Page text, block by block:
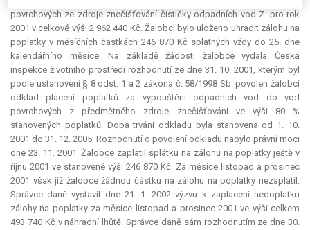
povrchových ze zdroje znečišťování čističky odpadních vod Z. pro rok
2001 v celkové výši 2 962 440 Kč. Žalobci bylo uloženo uhradit zálohu na
poplatky v měsíčních částkách 246 870 Kč splatných vždy do 25. dne
kalendářního měsíce. Na základě žádosti žalobce vydala Česká
inspekce životního prostředí rozhodnutí ze dne 31. 10. 2001, kterým byl
podle ustanovení § 8 odst. 1 a 2 zákona č. 58/1998 Sb. povolen žalobci
odklad placení poplatků za vypouštění odpadních vod do vod
povrchových z předmětného zdroje znečišťování ve výši 80 %
stanovených poplatků. Doba trvání odkladu byla stanovena od 1. 10.
2001 do 31. 12. 2005. Rozhodnutí o povolení odkladu nabylo právní moci
dne 23. 11. 2001. Žalobce zaplatil splátku na zálohu na poplatky ještě v
říjnu 2001 ve stanovené výši 246 870 Kč. Za měsíce listopad a prosinec
2001 však již žalobce žádnou částku na zálohu na poplatky nezaplatil.
Správce daně vystavil dne 21. 1. 2002 výzvu k zaplacení nedoplatku
zálohy na poplatky za měsíce listopad a prosinec 2001 ve výši celkem
493 740 Kč v náhradní lhůtě. Správce daně sám rozhodnutím ze dne 30.